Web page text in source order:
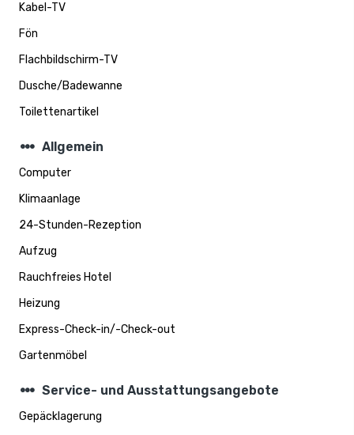
Kabel-TV
Fön
Flachbildschirm-TV
Dusche/Badewanne
Toilettenartikel
steppers Allgemein
Computer
Klimaanlage
24-Stunden-Rezeption
Aufzug
Rauchfreies Hotel
Heizung
Express-Check-in/-Check-out
Gartenmöbel
steppers Service- und Ausstattungsangebote
Gepäcklagerung